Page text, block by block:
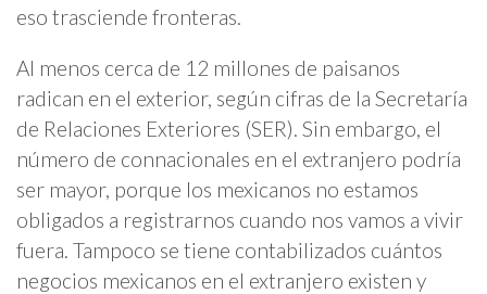
eso trasciende fronteras.
Al menos cerca de 12 millones de paisanos
radican en el exterior, según cifras de la Secretaría
de Relaciones Exteriores (SER). Sin embargo, el
número de connacionales en el extranjero podría
ser mayor, porque los mexicanos no estamos
obligados a registrarnos cuando nos vamos a vivir
fuera. Tampoco se tiene contabilizados cuántos
negocios mexicanos en el extranjero existen y